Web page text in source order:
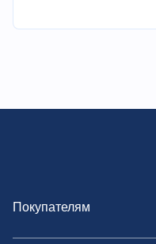
Покупателям